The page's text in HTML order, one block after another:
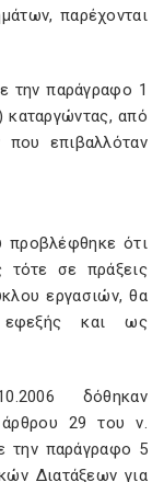
παρέχονται
την παράγραφο 1
καταργώντας, από
επιβαλλόταν
προβλέφθηκε ότι
τότε σε πράξεις
εργασιών, θα
εφεξής και ως
δόθηκαν
άρθρου 29 του ν.
την παράγραφο 5
Διατάξεων για